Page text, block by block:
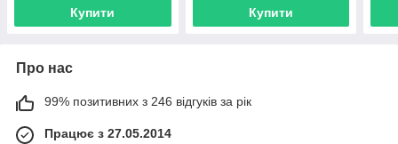
Купити Купити
Про нас
99% позитивних з 246 відгуків за рік
Працює з 27.05.2014